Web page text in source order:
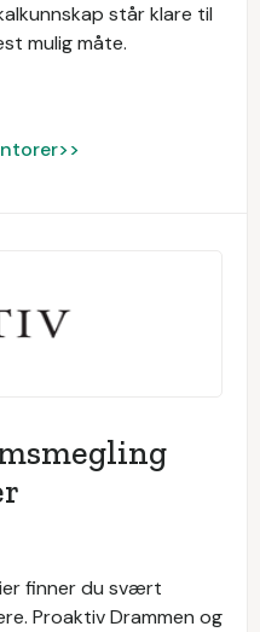
står klare til
mulig måte.
finner du svært
Proaktiv Drammen og